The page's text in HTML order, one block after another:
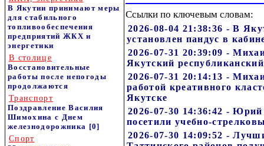
В Якутии принимают меры
для стабильного
топливообеспечения
предприятий ЖКХ и
энергетики
В столице
Восстановительные
работы после непогоды
продолжаются
Транспорт
Поздравление Василия
Шимохина с Днем
железнодорожника [0]
Спорт
Ссылки по ключевым словам:
2026-08-04 21:38:36 - В
установлен пандус в
2026-07-31 20:39:09 -
Якутский
2026-07-31 20:14:13 -
работой креативного
Якутске
2026-07-30 14:36:42 -
посетили учебно-
2026-07-30 14:09:52 -